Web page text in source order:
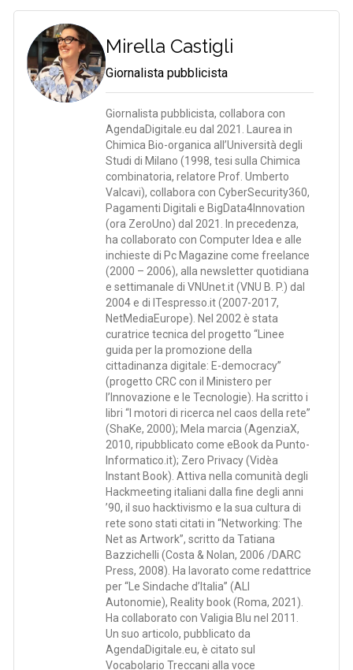
Mirella Castigli
Giornalista pubblicista
Giornalista pubblicista, collabora con
AgendaDigitale.eu dal 2021. Laurea in
Chimica Bio-organica all’Università degli
Studi di Milano (1998, tesi sulla Chimica
combinatoria, relatore Prof. Umberto
Valcavi), collabora con CyberSecurity360,
Pagamenti Digitali e BigData4Innovation
(ora ZeroUno) dal 2021. In precedenza,
ha collaborato con Computer Idea e alle
inchieste di Pc Magazine come freelance
(2000 – 2006), alla newsletter quotidiana
e settimanale di VNUnet.it (VNU B. P.) dal
2004 e di ITespresso.it (2007-2017,
NetMediaEurope). Nel 2002 è stata
curatrice tecnica del progetto “Linee
guida per la promozione della
cittadinanza digitale: E-democracy”
(progetto CRC con il Ministero per
l’Innovazione e le Tecnologie). Ha scritto i
libri “I motori di ricerca nel caos della rete”
(ShaKe, 2000); Mela marcia (AgenziaX,
2010, ripubblicato come eBook da Punto-
Informatico.it); Zero Privacy (Vidèa
Instant Book). Attiva nella comunità degli
Hackmeeting italiani dalla fine degli anni
’90, il suo hacktivismo e la sua cultura di
rete sono stati citati in “Networking: The
Net as Artwork”, scritto da Tatiana
Bazzichelli (Costa & Nolan, 2006 /DARC
Press, 2008). Ha lavorato come redattrice
per “Le Sindache d’Italia” (ALI
Autonomie), Reality book (Roma, 2021).
Ha collaborato con Valigia Blu nel 2011.
Un suo articolo, pubblicato da
AgendaDigitale.eu, è citato sul
Vocabolario Treccani alla voce